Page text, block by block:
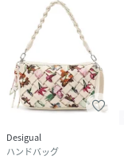
Desigual
ハンドバッグ